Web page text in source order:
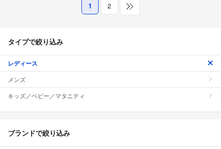
1 2
タイプで絞り込み
レディース
メンズ
キッズ／ベビー／マタニティ
ブランドで絞り込み